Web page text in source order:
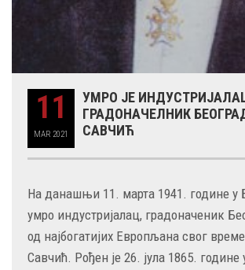
11
MAR 2021
УМРО ЈЕ
ГРАДОНАЧЕЛНИК
САВЧИЋ
На данашњи 11. марта 1941. године у
умро индустријалац, градоначеник
од најбогатијих Европљана свог
Савчић. Рођен је 26. јула 1865. године